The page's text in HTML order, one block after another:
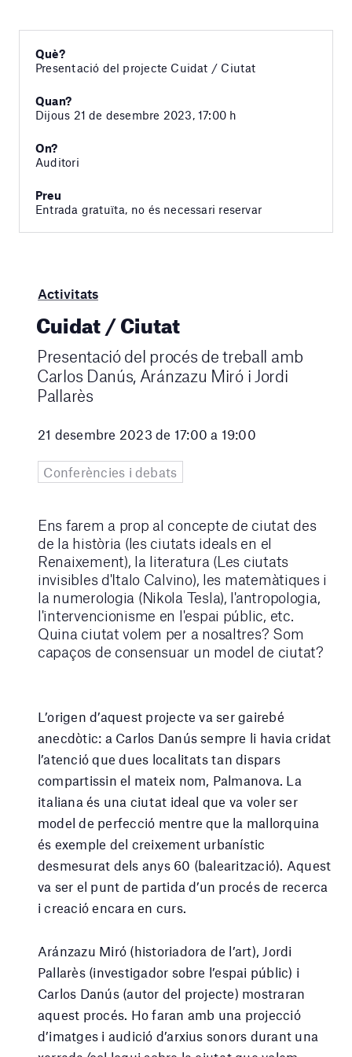
Què?
Presentació del projecte Cuidat / Ciutat
Quan?
Dijous 21 de desembre 2023, 17:00 h
On?
Auditori
Preu
Entrada gratuïta, no és necessari reservar
Activitats
Cuidat / Ciutat
Presentació del procés de treball amb
Carlos Danús, Aránzazu Miró i Jordi
Pallarès
21 desembre 2023 de 17:00 a 19:00
Conferències i debats
Ens farem a prop al concepte de ciutat des
de la història (les ciutats ideals en el
Renaixement), la literatura (Les ciutats
invisibles d'Italo Calvino), les matemàtiques i
la numerologia (Nikola Tesla), l'antropologia,
l'intervencionisme en l'espai públic, etc.
Quina ciutat volem per a nosaltres? Som
capaços de consensuar un model de ciutat?
L’origen d’aquest projecte va ser gairebé
anecdòtic: a Carlos Danús sempre li havia cridat
l’atenció que dues localitats tan dispars
compartissin el mateix nom, Palmanova. La
italiana és una ciutat ideal que va voler ser
model de perfecció mentre que la mallorquina
és exemple del creixement urbanístic
desmesurat dels anys 60 (balearització). Aquest
va ser el punt de partida d’un procés de recerca
i creació encara en curs.
Aránzazu Miró (historiadora de l’art), Jordi
Pallarès (investigador sobre l’espai públic) i
Carlos Danús (autor del projecte) mostraran
aquest procés. Ho faran amb una projecció
d’imatges i audició d’arxius sonors durant una